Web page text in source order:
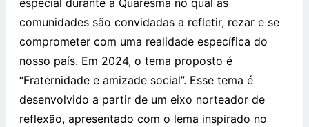
especial durante a Quaresma no qual as
comunidades são convidadas a refletir, rezar e se
comprometer com uma realidade específica do
nosso país. Em 2024, o tema proposto é
“Fraternidade e amizade social”. Esse tema é
desenvolvido a partir de um eixo norteador de
reflexão, apresentado com o lema inspirado no